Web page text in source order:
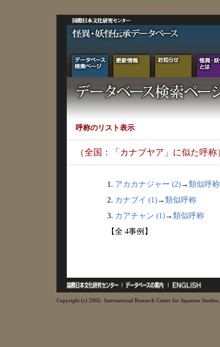
呼称のリスト表示
（全国：「カナブヤア」に似た呼称
1. アカカナジャー (2)→類似呼称
2. カナブイ (1)→類似呼称
3. カアチャン (1)→類似呼称
【全 4事例】
Copyright (c) 2002- International Research Center for Japanese